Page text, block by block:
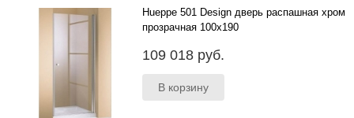
Hueppe 501 Design дверь распашная хром
прозрачная 100x190
109 018 руб.